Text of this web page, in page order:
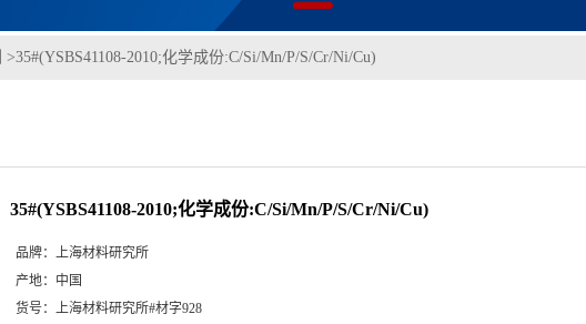
>35#(YSBS41108-2010;化学成份:C/Si/Mn/P/S/Cr/Ni/Cu)
35#(YSBS41108-2010;化学成份:C/Si/Mn/P/S/Cr/Ni/Cu)
品牌：
上海材料研究所
产地： 中国
货号：
上海材料研究所#材字928